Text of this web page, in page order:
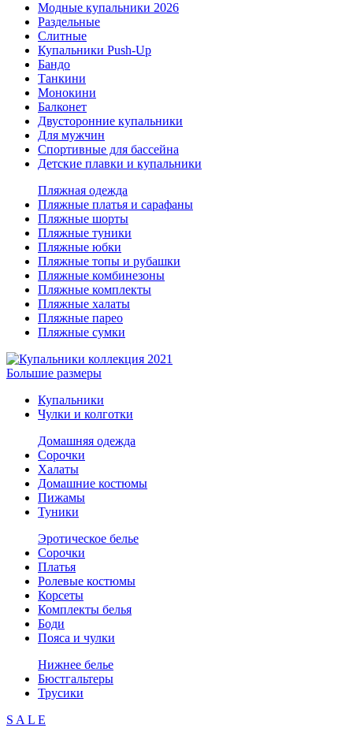
Модные купальники 2026
Раздельные
Слитные
Купальники Push-Up
Бандо
Танкини
Монокини
Балконет
Двусторонние купальники
Для мужчин
Спортивные для бассейна
Детские плавки и купальники
Пляжная одежда
Пляжные платья и сарафаны
Пляжные шорты
Пляжные туники
Пляжные юбки
Пляжные топы и рубашки
Пляжные комбинезоны
Пляжные комплекты
Пляжные халаты
Пляжные парео
Пляжные сумки
Большие размеры
Купальники
Чулки и колготки
Домашняя одежда
Сорочки
Халаты
Домашние костюмы
Пижамы
Туники
Эротическое белье
Сорочки
Платья
Ролевые костюмы
Корсеты
Комплекты белья
Боди
Пояса и чулки
Нижнее белье
Бюстгальтеры
Трусики
S A L E